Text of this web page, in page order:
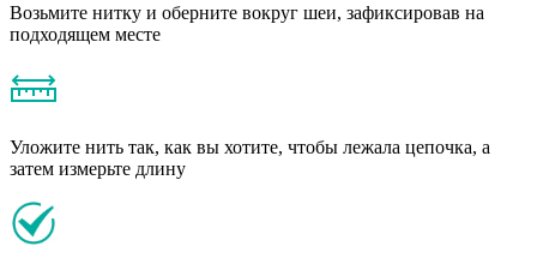
Возьмите нитку и оберните вокруг шеи, зафиксировав на
подходящем месте
Уложите нить так, как вы хотите, чтобы лежала цепочка, а
затем измерьте длину